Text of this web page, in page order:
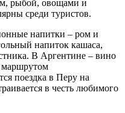
рыбой, овощами и
среди туристов.
напитки – ром и
напиток кашаса,
В Аргентине – вино
поездка в Перу на
в честь любимого